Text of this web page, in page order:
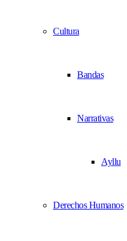
Cultura
Bandas
Narrativas
Ayllu
Derechos Humanos